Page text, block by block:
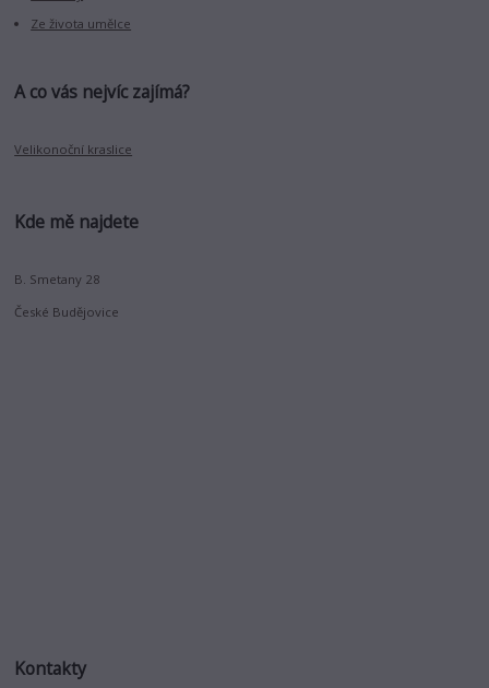
Ze života umělce
A co vás nejvíc zajímá?
Velikonoční kraslice
Kde mě najdete
B. Smetany 28
České Budějovice
Kontakty